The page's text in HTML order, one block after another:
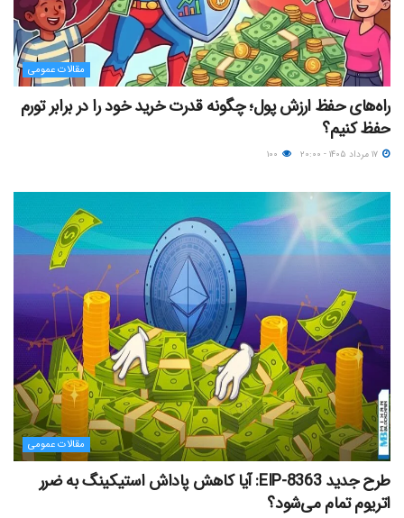
مقالات عمومی
راه‌های حفظ ارزش پول؛ چگونه قدرت خرید خود را در برابر تورم
حفظ کنیم؟
مقالات عمومی
طرح جدید EIP-8363: آیا کاهش پاداش استیکینگ به ضرر
اتریوم تمام می‌شود؟